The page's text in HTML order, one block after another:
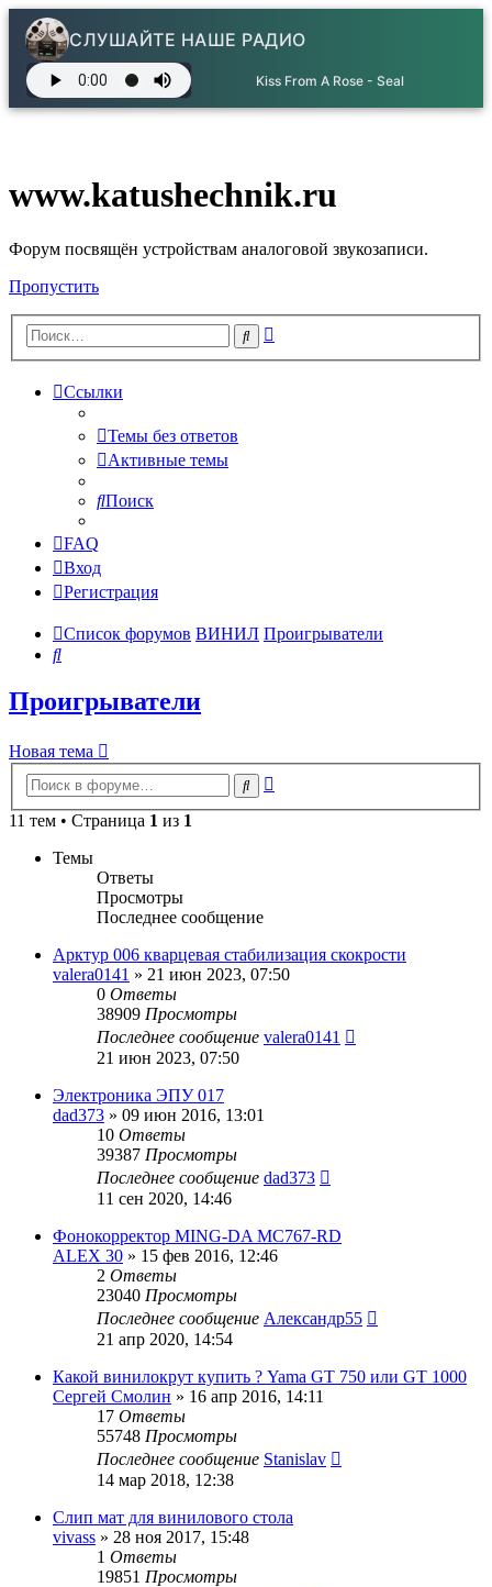
СЛУШАЙТЕ НАШЕ РАДИО
Kiss From A Rose - Seal
www.katushechnik.ru
Форум посвящён устройствам аналоговой звукозаписи.
Пропустить
Поиск
Ссылки
Темы без ответов
Активные темы
Поиск
FAQ
Вход
Регистрация
Список форумов ВИНИЛ Проигрыватели
Поиск
Проигрыватели
Новая тема
Поиск
11 тем • Страница 1 из 1
Темы
Ответы
Просмотры
Последнее сообщение
Арктур 006 кварцевая стабилизация скокрости
valera0141 » 21 июн 2023, 07:50
0 Ответы
38909 Просмотры
Последнее сообщение valera0141
21 июн 2023, 07:50
Электроника ЭПУ 017
dad373 » 09 июн 2016, 13:01
10 Ответы
39387 Просмотры
Последнее сообщение dad373
11 сен 2020, 14:46
Фонокорректор MING-DA MC767-RD
ALEX 30 » 15 фев 2016, 12:46
2 Ответы
23040 Просмотры
Последнее сообщение Александр55
21 апр 2020, 14:54
Какой винилокрут купить ? Yama GT 750 или GT 1000
Сергей Смолин » 16 апр 2016, 14:11
17 Ответы
55748 Просмотры
Последнее сообщение Stanislav
14 мар 2018, 12:38
Слип мат для винилового стола
vivass » 28 ноя 2017, 15:48
1 Ответы
19851 Просмотры